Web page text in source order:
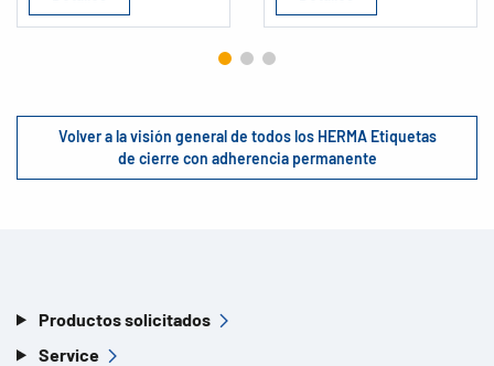
Volver a la visión general de todos los HERMA Etiquetas
de cierre con adherencia permanente
Productos solicitados
Service